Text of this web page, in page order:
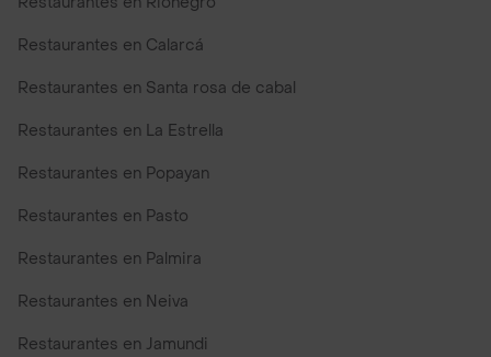
Restaurantes en Calarcá
Restaurantes en Santa rosa de cabal
Restaurantes en La Estrella
Restaurantes en Popayan
Restaurantes en Pasto
Restaurantes en Palmira
Restaurantes en Neiva
Restaurantes en Jamundi